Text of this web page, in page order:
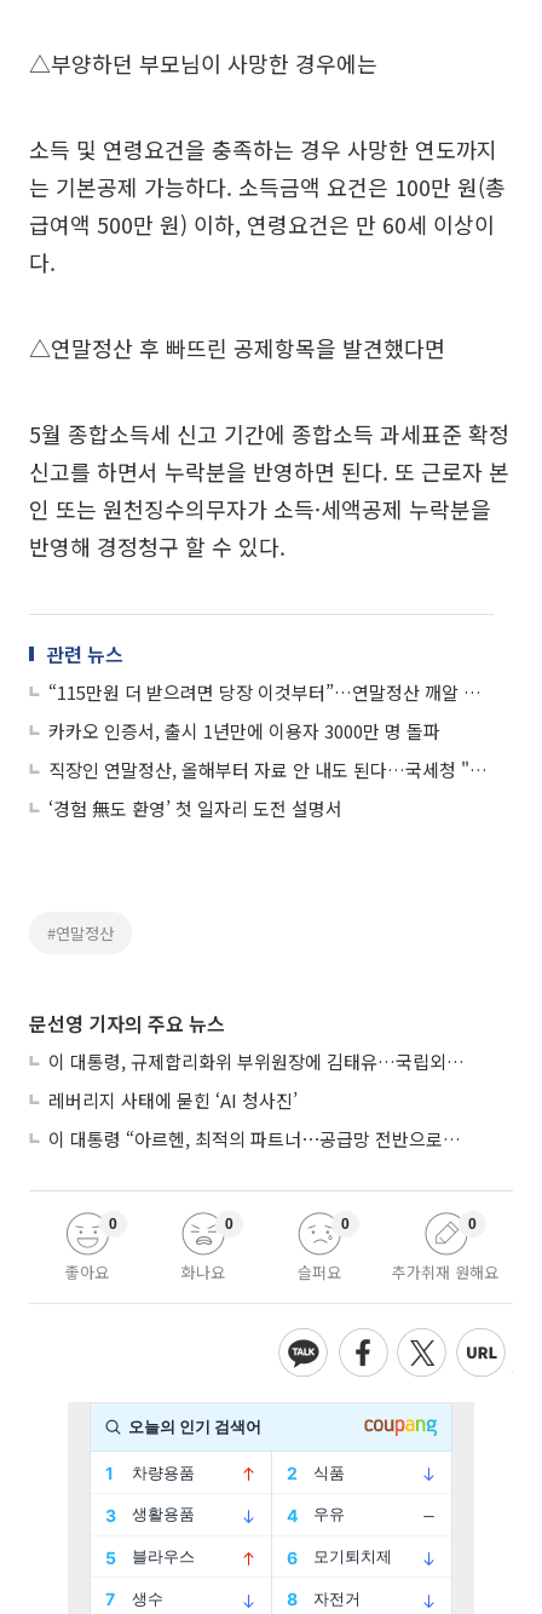
△부양하던 부모님이 사망한 경우에는
소득 및 연령요건을 충족하는 경우 사망한 연도까지
는 기본공제 가능하다. 소득금액 요건은 100만 원(총
급여액 500만 원) 이하, 연령요건은 만 60세 이상이
다.
△연말정산 후 빠뜨린 공제항목을 발견했다면
5월 종합소득세 신고 기간에 종합소득 과세표준 확정
신고를 하면서 누락분을 반영하면 된다. 또 근로자 본
인 또는 원천징수의무자가 소득·세액공제 누락분을
반영해 경정청구 할 수 있다.
관련 뉴스
“115만원 더 받으려면 당장 이것부터”…연말정산 깨알 챙기기
카카오 인증서, 출시 1년만에 이용자 3000만 명 돌파
직장인 연말정산, 올해부터 자료 안 내도 된다…국세청 "일괄제공 시스템 구축"
‘경험 無도 환영’ 첫 일자리 도전 설명서
#연말정산
문선영 기자의 주요 뉴스
이 대통령, 규제합리화위 부위원장에 김태유…국립외교원장 김흥규
레버리지 사태에 묻힌 ‘AI 청사진’
이 대통령 “아르헨, 최적의 파트너⋯공급망 전반으로 확대”
좋아요
0
화나요
0
슬퍼요
0
추가취재 원해요
0